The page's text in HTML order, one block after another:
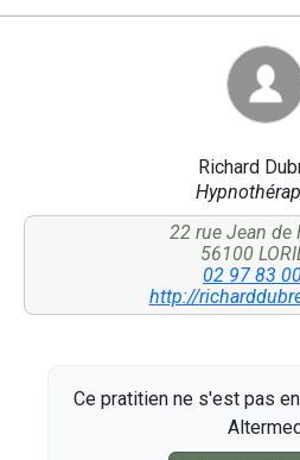
Richard
22 rue Jean de
56100
02 97 83
http://
Ce pratitien ne s'est pas